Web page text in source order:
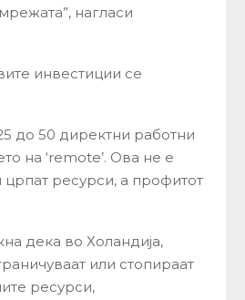
нагласи
инвестиции се
до 50 директни работни
на ‘remote’. Ова не е
црпат ресурси, а профитот
дека во Холандија,
или стопираат
ресурси,